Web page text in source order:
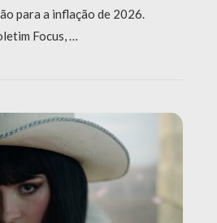
para a inflação de 2026.
Focus, …